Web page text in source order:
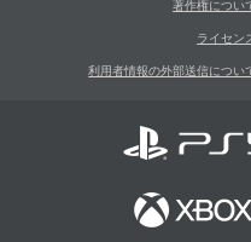
著作権につい
ライセン
利用者情報の外部送信につい